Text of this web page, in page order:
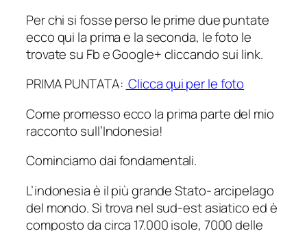
Per chi si fosse perso le prime due puntate
ecco qui la prima e la seconda, le foto le
trovate su Fb e Google+ cliccando sui link.
PRIMA PUNTATA: Clicca qui per le foto
Come promesso ecco la prima parte del mio
racconto sull’Indonesia!
Cominciamo dai fondamentali.
L’indonesia è il più grande Stato- arcipelago
del mondo. Si trova nel sud-est asiatico ed è
composto da circa 17.000 isole, 7000 delle